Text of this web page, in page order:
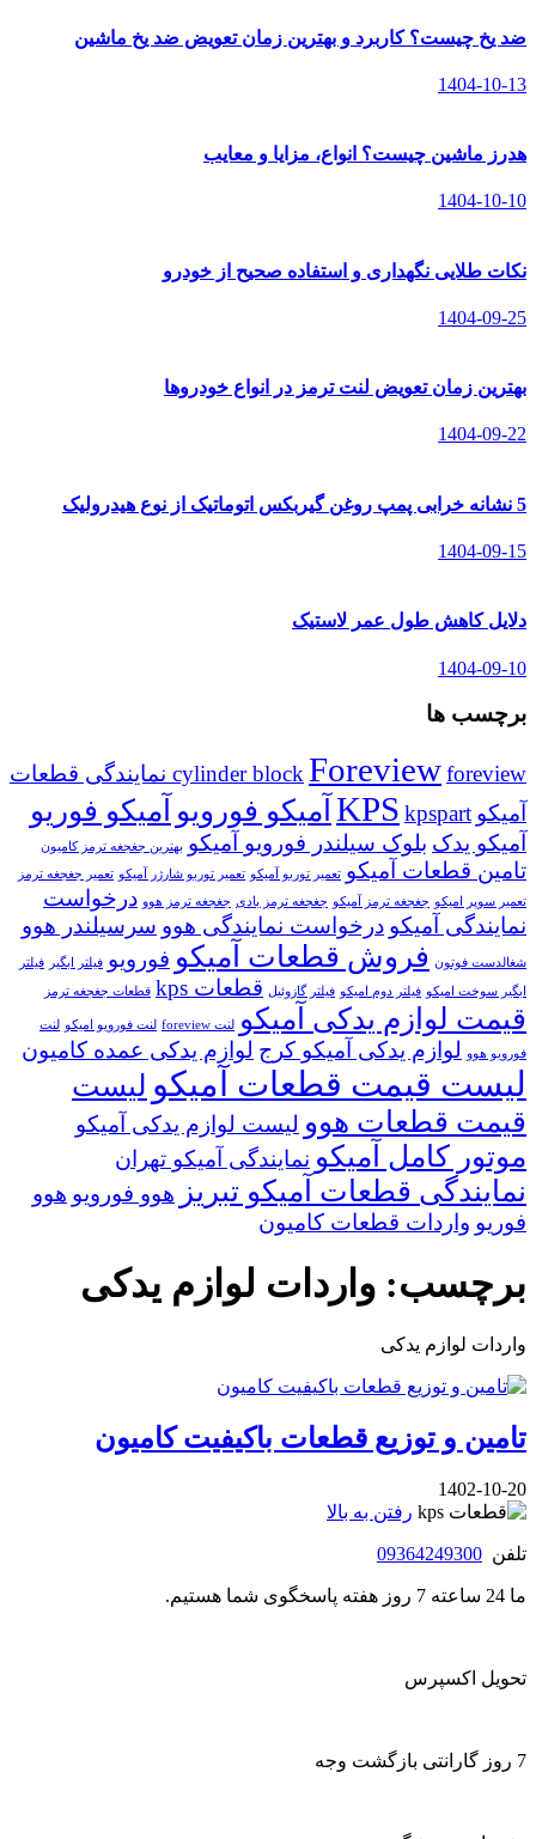
ضد یخ چیست؟ کاربرد و بهترین زمان تعویض ضد یخ ماشین
1404-10-13
هدرز ماشین چیست؟ انواع، مزایا و معایب
1404-10-10
نکات طلایی نگهداری و استفاده صحیح از خودرو
1404-09-25
بهترین زمان تعویض لنت ترمز در انواع خودروها
1404-09-22
5 نشانه خرابی پمپ روغن گیربکس اتوماتیک از نوع هیدرولیک
1404-09-15
دلایل کاهش طول عمر لاستیک
1404-09-10
برچسب ها
cylinder block Foreview
foreview نمایندگی قطعات
آمیکو
KPS kpspart آمیکو فورویو آمیکو فوریو
آمیکو یدک بلوک سیلندر فورویو آمیکو بهترین جغجغه ترمز کامیون
تامین قطعات آمیکو تعمیر توربو آمیکو تعمیر توربو شارژر آمیکو تعمیر جغجغه ترمز
تعمیر سوپر امیکو جغجغه ترمز آمیکو جغجغه ترمز بادی جغجغه ترمز هوو درخواست
نمایندگی آمیکو درخواست نمایندگی هوو سرسیلندر هوو
شغالدست فوتون فروش قطعات آمیکو فورویو فیلتر ابگیر فیلتر
ابگیر سوخت امیکو فیلتر دوم امیکو فیلتر گازوئیل قطعات kps قطعات جغجغه ترمز
قیمت لوازم یدکی آمیکو لنت foreview لنت فورویو امیکو لنت
فورویو هوو لوازم یدکی آمیکو کرج لوازم یدکی عمده کامیون
لیست قیمت قطعات آمیکو لیست
قیمت قطعات هوو لیست لوازم یدکی آمیکو
موتور کامل آمیکو نمایندگی آمیکو تهران
نمایندگی قطعات آمیکو تبریز هوو فورویو هوو
فوریو واردات قطعات کامیون
برچسب: واردات لوازم یدکی
واردات لوازم یدکی
تامین و توزیع قطعات باکیفیت کامیون
1402-10-20
رفتن به بالا
تلفن 09364249300
ما 24 ساعته 7 روز هفته پاسخگوی شما هستیم.
تحویل اکسپرس
7 روز گارانتی بازگشت وجه